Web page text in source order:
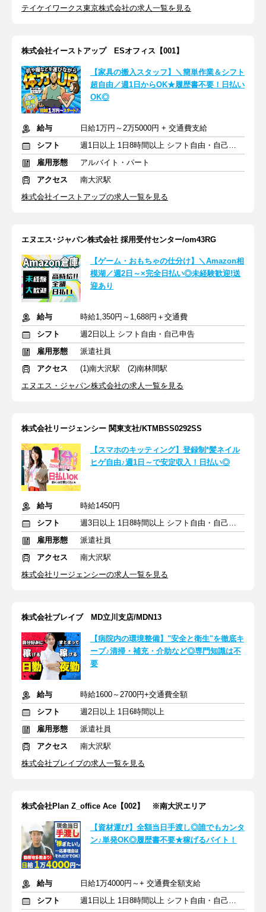
テイケイワークス東京株式会社の求人一覧を見る
株式会社イーストアップ ESオフィス【001】
【家具の搬入スタッフ】＼簡単作業＆シフト
超自由／週1日からOK★履歴書不要！日払い
OK◎
給与
日給1万円～2万5000円 + 交通費支給
シフト
週1日以上 1日8時間以上 シフト自由・自己申告
雇用形態
アルバイト・パート
アクセス
南大沢駅
株式会社イーストアップの求人一覧を見る
エヌエス･ジャパン株式会社 採用受付センター/om43RG
【ゲーム・おもちゃの仕分け】＼Amazon相
模湖／週2日～×完全日払い◎未経験歓迎!送
迎あり
給与
時給1,350円～1,688円＋交通費
シフト
週2日以上 シフト自由・自己申告
雇用形態
派遣社員
アクセス
(1)南大沢駅 (2)南林間駅
エヌエス・ジャパン株式会社の求人一覧を見る
株式会社リージェンシー 関東支社/KTMBSS0292SS
【スマホのキッティング】登録制*髪ネイル
ヒゲ自由♪週1日～で安定収入！日払い◎
給与
時給1450円
シフト
週3日以上 1日8時間以上 シフト自由・自己申告
雇用形態
派遣社員
アクセス
南大沢駅
株式会社リージェンシーの求人一覧を見る
株式会社ブレイブ MD立川支店/MDN13
【病院内の環境整備】"安全と衛生"を徹底キ
ープ♪清掃・補充・介助など◎専門知識は不
要
給与
時給1600～2700円+交通費全額
シフト
週2日以上 1日6時間以上
雇用形態
派遣社員
アクセス
南大沢駅
株式会社ブレイブの求人一覧を見る
株式会社Plan Z_office Ace【002】 ※南大沢エリア
【資材運び】全額当日手渡し◎誰でもカンタ
ン♪単発OK◎履歴書不要★稼げるバイト！
給与
日給1万4000円～+ 交通費全額支給
シフト
週1日以上 1日8時間以上 シフト自由・自己申告